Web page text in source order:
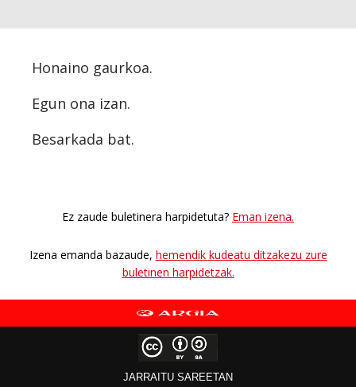
Honaino gaurkoa.
Egun ona izan.
Besarkada bat.
Ez zaude buletinera harpidetuta? Eman izena.
Izena emanda bazaude, hemendik kudeatu ditzakezu zure
buletinen harpidetzak.
JARRAITU SAREETAN